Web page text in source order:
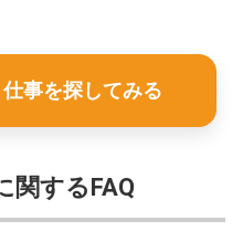
事を探してみる
関するFAQ